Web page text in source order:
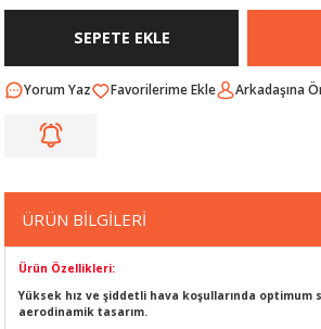
SEPETE EKLE
Yorum Yaz Arkadaşına
ÜRÜN BİLGİLERİ
Ürün Özellikleri:
Yüksek hız ve şiddetli hava koşullarında optimum
aerodinamik tasarım.